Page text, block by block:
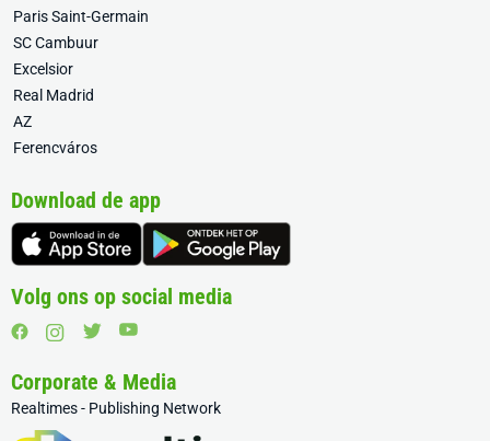
Paris Saint-Germain
SC Cambuur
Excelsior
Real Madrid
AZ
Ferencváros
Download de app
Volg ons op social media
Corporate & Media
Realtimes - Publishing Network